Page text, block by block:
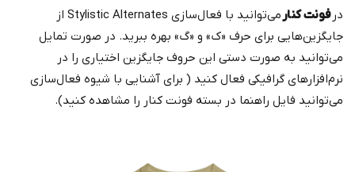
در فونت کنار
می‌توانید با فعال‌سازی Stylistic Alternates از
جایگزین‌هایی برای حرف «ک» و «گ» بهره ببرید. در صورت تمایل
می‌توانید به صورت دستی این حروف جایگزین اختیاری را در
نرم‌افزارهای گرافیکی فعال کنید ( برای آشنایی با شیوه فعال‌سازی
می‌توانید فایل راهنما در بسته فونت کنار را مشاهده کنید).